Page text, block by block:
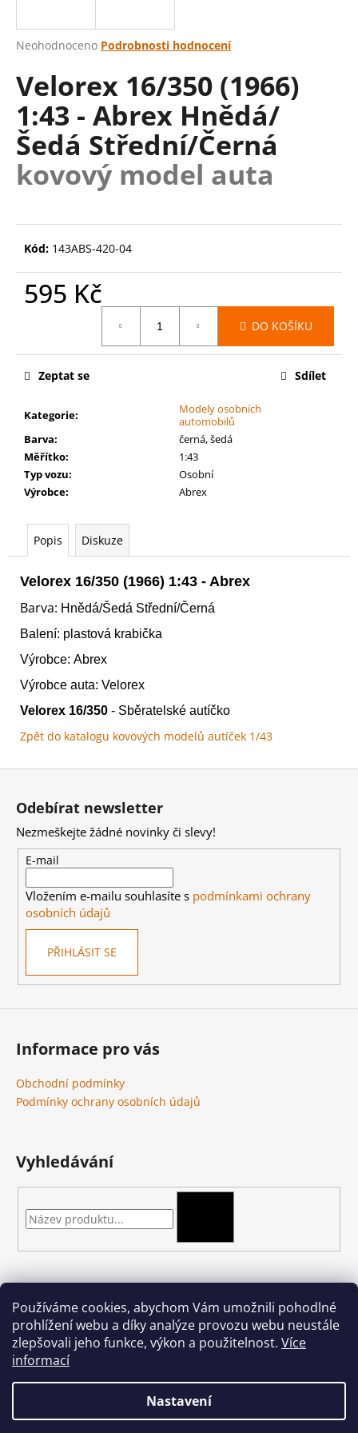
Používáme cookies, abychom Vám umožnili pohodlné
prohlížení webu a díky analýze provozu webu neustále
zlepšovali jeho funkce, výkon a použitelnost. Více
informací
Nastavení
Průměrné
produktu
je
0,0
5
hvězdiček.
Neohodnoceno Podrobnosti hodnocení
Velorex 16/350 (1966)
1:43 - Abrex Hnědá/
Šedá Střední/Černá
kovový model auta
Kód: 143ABS-420-04
595 Kč
DO KOŠÍKU
Kategorie:
Modely osobních
automobilů
Barva:
černá, šedá
Měřítko:
1:43
Typ vozu:
Osobní
Výrobce: Abrex
Zeptat se Sdílet
Popis Diskuze
Velorex 16/350 (1966) 1:43 - Abrex
Barva: Hnědá/Šedá Střední/Černá
Balení: plastová krabička
Výrobce: Abrex
Výrobce auta: Velorex
Velorex 16/350 - Sběratelské autíčko
Zpět do katalogu kovových modelů autíček 1/43
j
t
?
HLEDAT
D
o
p
č
u
e
m
e
WARHAMMER
RED
CORSAIRS
LORDS
OF
THE
MAELSTROM
3
999
Kč
Z
Odebírat newsletter
Nezmeškejte žádné novinky či slevy!
E-mail
Vložením e-mailu souhlasíte s podmínkami ochrany
osobních údajů
PŘIHLÁSIT SE
Informace pro vás
Obchodní podmínky
Podmínky ochrany osobních údajů
Vyhledávání
podkova-shop@seznam.cz
+420 704 397 000